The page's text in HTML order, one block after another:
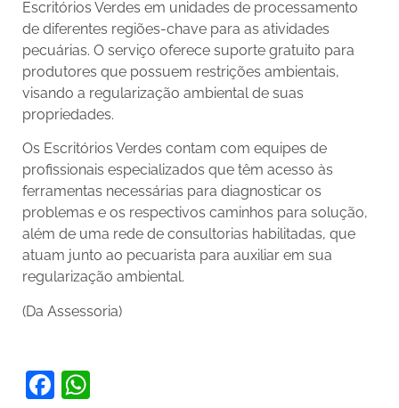
Escritórios Verdes em unidades de processamento
de diferentes regiões-chave para as atividades
pecuárias. O serviço oferece suporte gratuito para
produtores que possuem restrições ambientais,
visando a regularização ambiental de suas
propriedades.
Os Escritórios Verdes contam com equipes de
profissionais especializados que têm acesso às
ferramentas necessárias para diagnosticar os
problemas e os respectivos caminhos para solução,
além de uma rede de consultorias habilitadas, que
atuam junto ao pecuarista para auxiliar em sua
regularização ambiental.
(Da Assessoria)
Facebook